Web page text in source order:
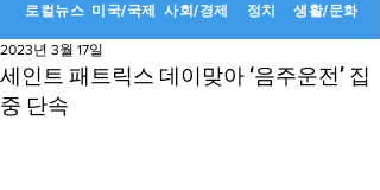
로컬뉴스 미국/국제 사회/경제 정치 생활/문화
세인트 패트릭스 데이맞아 ‘음주운전’ 집
중 단속
2023년 3월 17일